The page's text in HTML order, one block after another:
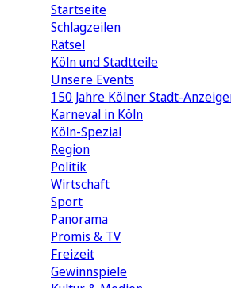
Startseite
Schlagzeilen
Rätsel
Köln und Stadtteile
Unsere Events
150 Jahre Kölner Stadt-
Karneval in Köln
Köln-Spezial
Region
Politik
Wirtschaft
Sport
Panorama
Promis & TV
Freizeit
Gewinnspiele